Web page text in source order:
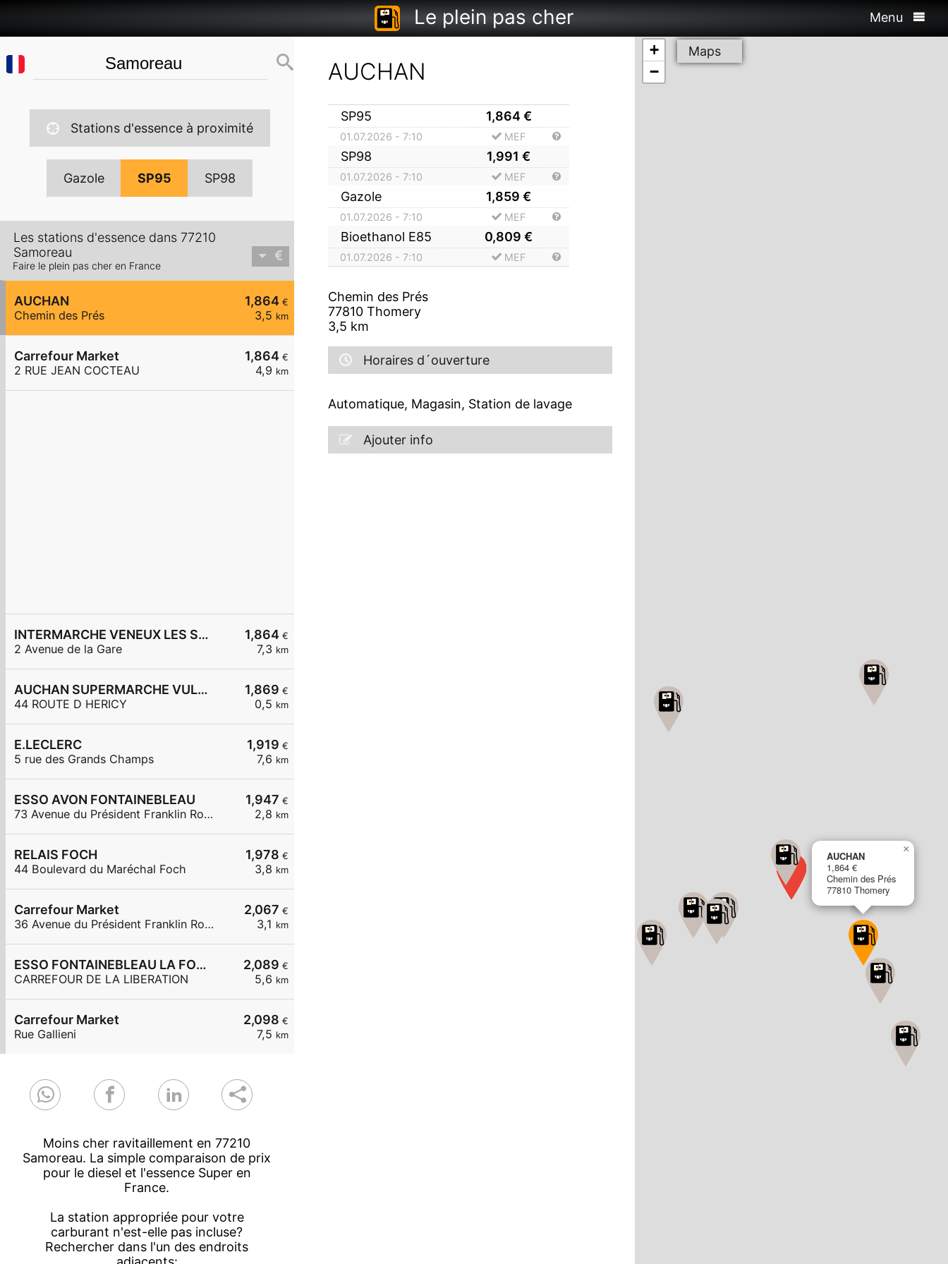
Le plein pas cher Menu
Stations d'essence à proximité
Gazole SP95 SP98
Les stations d'essence dans 77210
Samoreau
Faire le plein pas cher en France
1,864 €
3,5 km
AUCHAN
Chemin des Prés
1,864 €
4,9 km
Carrefour Market
2 RUE JEAN COCTEAU
1,864 €
7,3 km
INTERMARCHE VENEUX LES SABLONS
2 Avenue de la Gare
1,869 €
0,5 km
AUCHAN SUPERMARCHE VULAINES-SUR-SEINE
44 ROUTE D HERICY
1,919 €
7,6 km
E.LECLERC
5 rue des Grands Champs
1,947 €
2,8 km
ESSO AVON FONTAINEBLEAU
73 Avenue du Président Franklin Roosevelt
1,978 €
3,8 km
RELAIS FOCH
44 Boulevard du Maréchal Foch
2,067 €
3,1 km
Carrefour Market
36 Avenue du Président Franklin Roosevelt
2,089 €
5,6 km
ESSO FONTAINEBLEAU LA FOURCHE Carrefour Express
CARREFOUR DE LA LIBERATION
2,098 €
7,5 km
Carrefour Market
Rue Gallieni
Moins cher ravitaillement en 77210
Samoreau. La simple comparaison de prix
pour le diesel et l'essence Super en
France.
La station appropriée pour votre
carburant n'est-elle pas incluse?
Rechercher dans l'un des endroits
AUCHAN
SP95 1,864€
01.07.2026 - 7:10 MEF
SP98 1,991 €
01.07.2026 - 7:10 MEF
Gazole 1,859 €
01.07.2026 - 7:10 MEF
Bioethanol E85 0,809 €
01.07.2026 - 7:10 MEF
Chemin des Prés
77810 Thomery
3,5 km
Horaires d´ouverture
Automatique, Magasin, Station de lavage
Ajouter info
AUCHAN
1,864 €
Chemin des Prés
77810 Thomery
×
+
−
Maps